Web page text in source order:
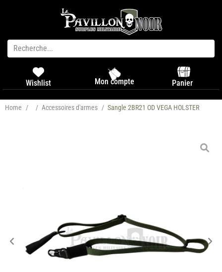
Wishlist Mon compte Panier
Home / / Accessoires d'armes / Sangle 2BR21 OD VEGA HOLSTER